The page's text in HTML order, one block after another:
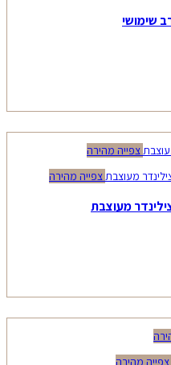
שימושי
צפייה מהירה
צפייה מהירה
מעוצבת